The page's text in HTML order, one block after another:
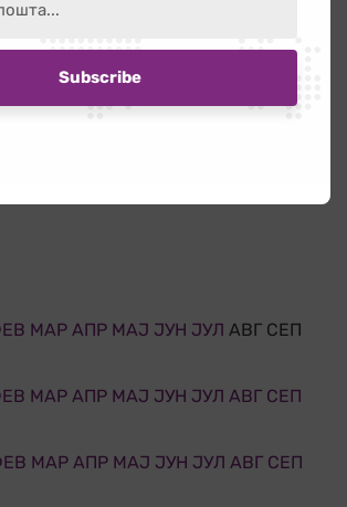
2026
правна помош – поддршка
кога најмногу им е
МАР АПР МАЈ ЈУН ЈУЛ АВГ СЕП
МАР АПР МАЈ ЈУН ЈУЛ АВГ СЕП
МАР АПР МАЈ ЈУН ЈУЛ АВГ СЕП